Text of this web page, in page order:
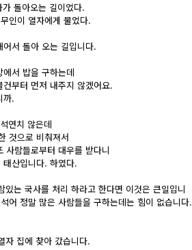
돌아오는 길이었다.
인이 열자에게 물었다.
서 돌아 오는 길입니다.
서 밥을 구하는데
부터 먼저 내주지 않겠어요.
까.
연치 않은데
것으로 비춰져서
사람들로부터 대우를 받다니
산입니다. 하였다.
는 국사를 처리 하라고 한다면 이것은 큰일입니
어 정말 많은 사람들을 구하는데는 힘이 없습니다.
자 집에 찾아 갔습니다.